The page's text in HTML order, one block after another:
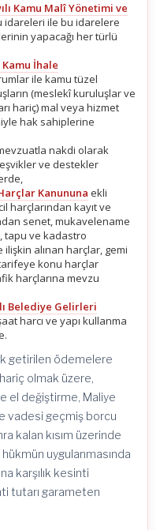
Kamu Malî Yönetimi ve
idareleri ile bu idarelere
yapacağı her türlü
Kamu İhale
ile kamu tüzel
(meslekî kuruluşlar ve
hariç) mal veya hizmet
hak sahiplerine
nakdi olarak
ve destekler
Harçlar Kanununa ekli
harçlarından kayıt ve
senet, mukavelename
tapu ve kadastro
alınan harçlar, gemi
tarifeye konu harçlar
harçlarına mevzu
Belediye Gelirleri
harcı ve yapı kullanma
getirilen ödemelere
olmak üzere,
el değiştirme, Maliye
vadesi geçmiş borcu
kalan kısım üzerinde
uygulanmasında
karşılık kesinti
tutarı garameten